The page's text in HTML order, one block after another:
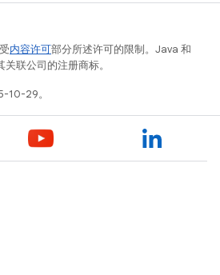
内容许可部分所述许可的限制。Java 和
联公司的注册商标。
10-29。